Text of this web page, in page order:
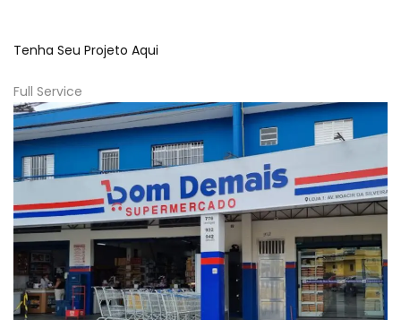
Tenha Seu Projeto Aqui
Full Service